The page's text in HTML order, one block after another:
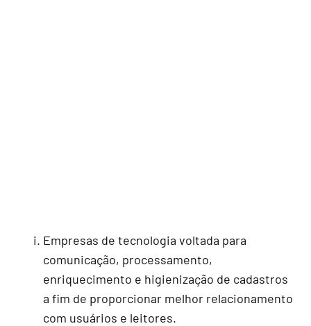
Empresas de tecnologia voltada para
comunicação, processamento,
enriquecimento e higienização de cadastros
a fim de proporcionar melhor relacionamento
com usuários e leitores.